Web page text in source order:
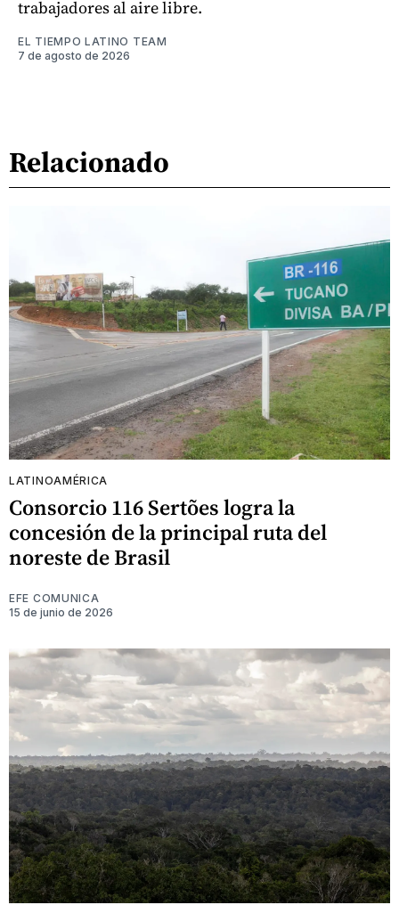
trabajadores al aire libre.
EL TIEMPO LATINO TEAM
7 de agosto de 2026
Relacionado
LATINOAMÉRICA
Consorcio 116 Sertões logra la
concesión de la principal ruta del
noreste de Brasil
EFE COMUNICA
15 de junio de 2026